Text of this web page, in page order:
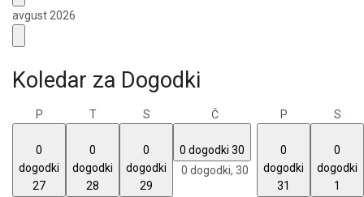
avgust 2026
Koledar za Dogodki
P T S Č P S
0
dogodki
27
0
dogodki
28
0
dogodki
29
0 dogodki 30
0 dogodki, 30
0
dogodki
31
0
dogodki
1